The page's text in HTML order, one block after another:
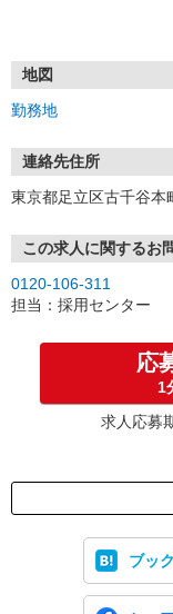
1.応募…Webもしくは
※実技試験はドライバ
地図
勤務地
連絡先住所
東京都足立区古千谷本
この求人に関するお
0120-106-311
担当：採用センター
応
1
求人応募
ブッ